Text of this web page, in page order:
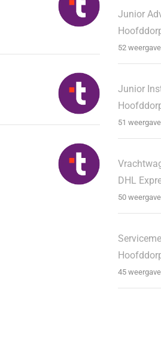
Junior
52
Junior
51
DHL
50
45